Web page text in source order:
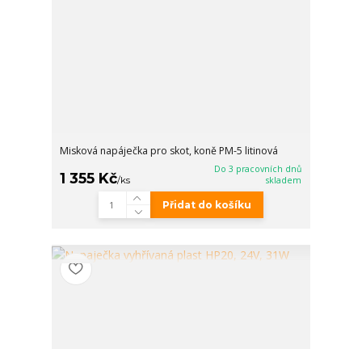
Misková napáječka pro skot, koně PM-5 litinová
1 355 Kč/ks
Do 3 pracovních dnů
skladem
Přidat do košíku